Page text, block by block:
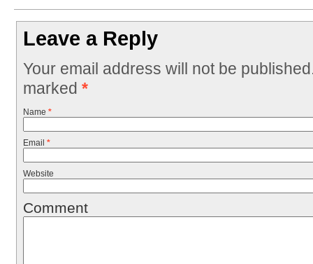
Leave a Reply
Your email address will not be
marked *
Name *
Email *
Website
Comment